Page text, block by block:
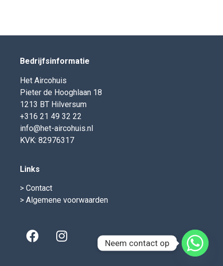
Bedrijfsinformatie
Het Aircohuis
Pieter de Hooghlaan 18
1213 BT Hilversum
+316 21 49 32 22
info@het-aircohuis.nl
KVK: 82976317
Links
> Contact
> Algemene voorwaarden
Neem contact op